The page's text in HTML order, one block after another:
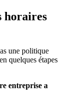
horaires
une politique
quelques étapes
entreprise a